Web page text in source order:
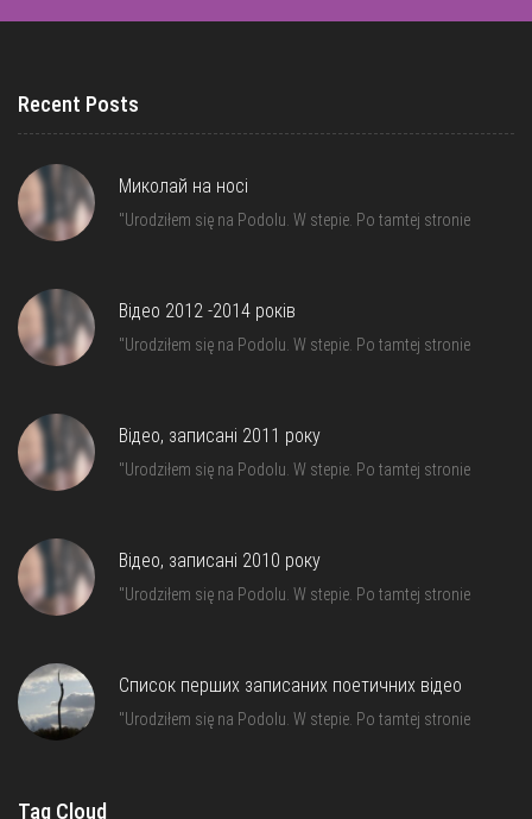
Recent Posts
Миколай на носі
"Urodziłem się na Podolu. W stepie. Po tamtej stronie
Відео 2012 -2014 років
"Urodziłem się na Podolu. W stepie. Po tamtej stronie
Відео, записані 2011 року
"Urodziłem się na Podolu. W stepie. Po tamtej stronie
Відео, записані 2010 року
"Urodziłem się na Podolu. W stepie. Po tamtej stronie
Список перших записаних поетичних відео
"Urodziłem się na Podolu. W stepie. Po tamtej stronie
Tag Cloud